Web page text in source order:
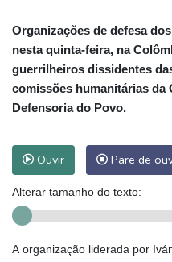
Organizações de defesa
nesta quinta-feira, na
guerrilheiros dissidentes
comissões humanitárias da
Defensoria do Povo.
Ouvir Pare de
Alterar tamanho do texto:
A organização liderada por